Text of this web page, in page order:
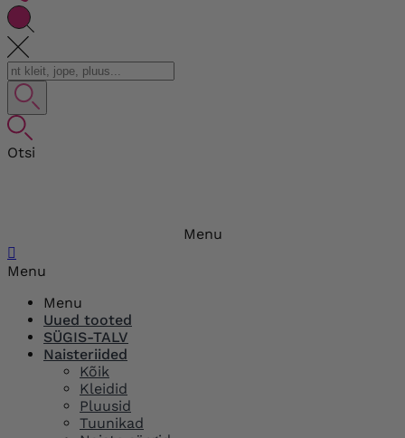
Otsi
Menu

Menu
Menu
Uued tooted
SÜGIS-TALV
Naisteriided
Kõik
Kleidid
Pluusid
Tuunikad